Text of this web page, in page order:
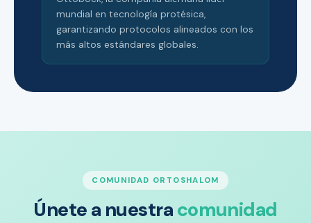
mundial en tecnología protésica,
garantizando protocolos alineados con los
más altos estándares globales.
COMUNIDAD ORTOSHALOM
Únete a nuestra comunidad